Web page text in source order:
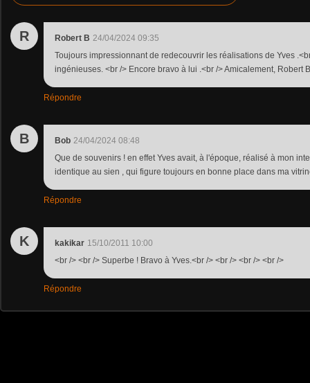
R Robert B 24/04/2024 09:35
Toujours impressionnant de redecouvrir les réalisations de Yves
ingénieuses. <br /> Encore bravo à lui .<br /> Amicalement, Robert
Répondre
B Bob 24/04/2024 08:48
Que de souvenirs ! en effet Yves avait, à l'époque, réalisé à mon
identique au sien , qui figure toujours en bonne place dans ma
Répondre
K kakikar 15/10/2011 10:00
<br /> <br /> Superbe ! Bravo à Yves.<br /> <br /> <br /> <br />
Répondre